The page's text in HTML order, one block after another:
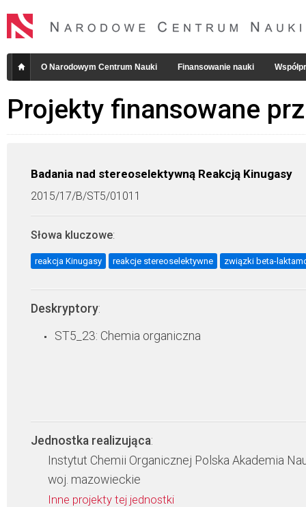
O Narodowym Centrum Nauki Finansowanie nauki
Projekty finansowane
Badania nad stereoselektywną Reakcją Kinugasy
2015/17/B/ST5/01011
Słowa kluczowe:
reakcja Kinugasy reakcje stereoselektywne związki beta-
Deskryptory:
ST5_23: Chemia organiczna
Jednostka realizująca:
Instytut Chemii Organicznej Polska Akademia
woj. mazowieckie
Inne projekty tej jednostki